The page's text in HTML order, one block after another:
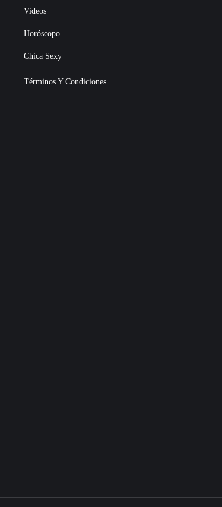
Videos
Horóscopo
Chica Sexy
Términos Y Condiciones